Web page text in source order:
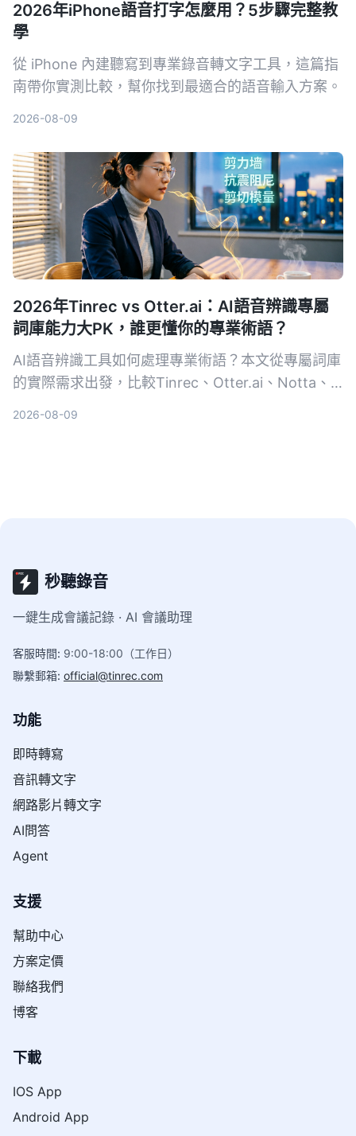
2026年iPhone語音打字怎麼用？5步驟完整教
學
從 iPhone 內建聽寫到專業錄音轉文字工具，這篇指
南帶你實測比較，幫你找到最適合的語音輸入方案。
2026-08-09
2026年Tinrec vs Otter.ai：AI語音辨識專屬
詞庫能力大PK，誰更懂你的專業術語？
AI語音辨識工具如何處理專業術語？本文從專屬詞庫
的實際需求出發，比較Tinrec、Otter.ai、Notta、
2026-08-09
秒聽錄音
一鍵生成會議記錄 · AI 會議助理
客服時間: 9:00-18:00（工作日）
聯繫郵箱: official@tinrec.com
功能
即時轉寫
音訊轉文字
網路影片轉文字
AI問答
Agent
支援
幫助中心
方案定價
聯絡我們
博客
下載
IOS App
Android App